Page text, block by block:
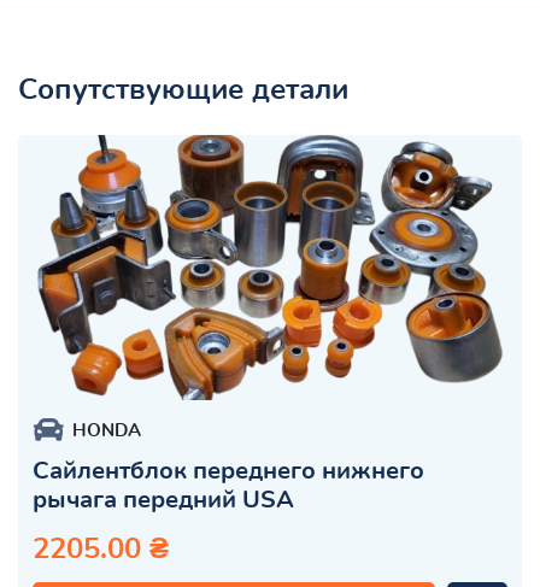
Сопутствующие детали
HONDA
Сайлентблок переднего нижнего
рычага передний USA
2205.00 ₴